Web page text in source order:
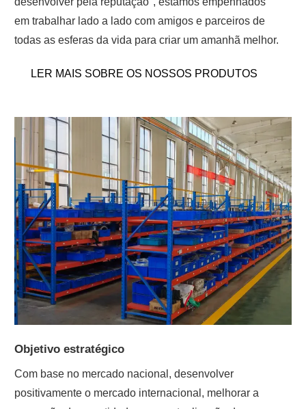
em trabalhar lado a lado com amigos e parceiros de
todas as esferas da vida para criar um amanhã melhor.
LER MAIS SOBRE OS NOSSOS PRODUTOS
Objetivo estratégico
Com base no mercado nacional, desenvolver
positivamente o mercado internacional, melhorar a